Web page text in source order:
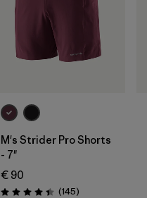
M's Strider Pro Shorts
- 7"
€ 90
(145Rezensionen
)